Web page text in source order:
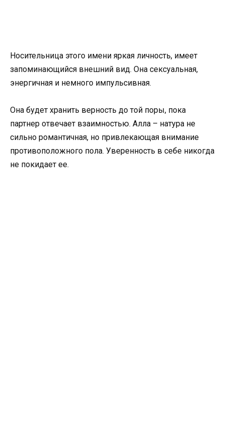
Носительница этого имени яркая личность, имеет
запоминающийся внешний вид. Она сексуальная,
энергичная и немного импульсивная.
Она будет хранить верность до той поры, пока
партнер отвечает взаимностью. Алла – натура не
сильно романтичная, но привлекающая внимание
противоположного пола. Уверенность в себе никогда
не покидает ее.